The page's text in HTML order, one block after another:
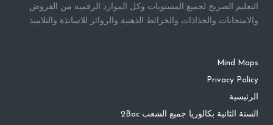
التعليم الصريح لجميع المستويات وكل الموارد الرقمية من الفروض
والامتحانات والجذاذات والخرائط الذهنية والروائز للاساتذة والتلاميذ
Mind Maps
Privacy Policy
الرئيسية
السنة الثانية بكالوريا جميع الشعب 2Bac